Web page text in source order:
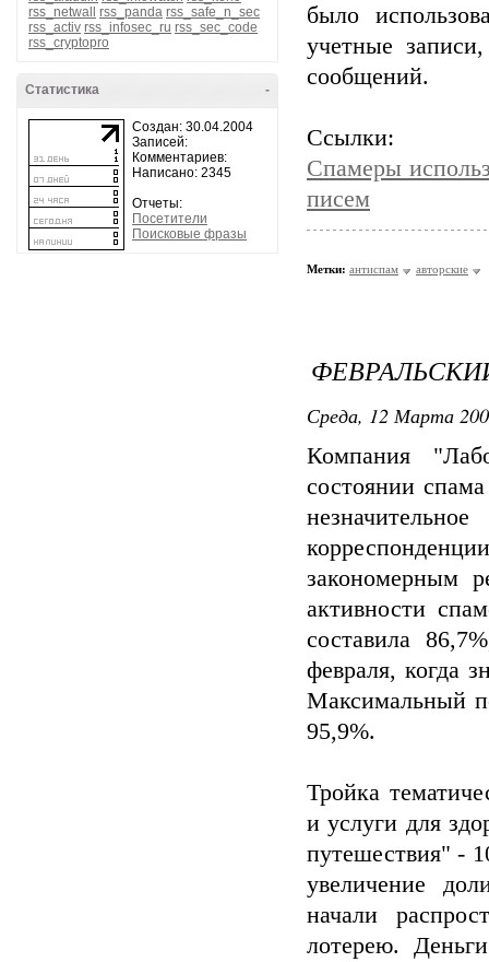
rss_netwall
rss_panda rss_safe_n_sec
rss_activ rss_infosec_ru rss_sec_code
rss_cryptopro
-
Статистика
Создан: 30.04.2004
Записей:
Комментариев:
Написано: 2345
Отчеты:
Посетители
Поисковые фразы
было
учетные
сообщений.
Ссылки:
Спамеры
писем
Метки: антиспам авторские
Среда, 12 Марта
Компания
состоянии
закономерным
активности
составила
февраля, когда
Максимальный
95,9%.
Тройка
и услуги для
путешествия" -
увеличение
начали
лотерею.